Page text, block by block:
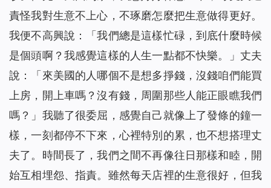
責怪我對生意不上心，不琢磨怎麼把生意做得更好。
我便不高興說：「我們總是這樣忙碌，到底什麼時候
是個頭啊？我感覺這樣的人生一點都不快樂。」丈夫
說：「來美國的人哪個不是想多掙錢，沒錢咱們能買
上房，開上車嗎？沒有錢，周圍那些人能正眼瞧我們
嗎？」我聽了很委屈，感覺自己就像上了發條的鐘一
樣，一刻都停不下來，心裡特別的累，也不想搭理丈
夫了。時間長了，我們之間不再像往日那樣和睦，開
始互相埋怨、指責。雖然每天店裡的生意很好，但我